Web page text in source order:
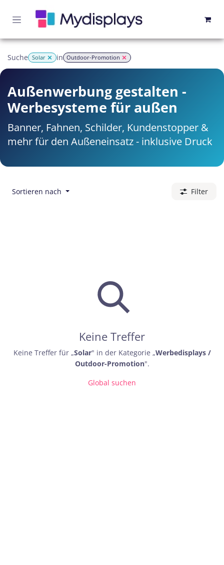
Suche Solar in Outdoor-Promotion
Außenwerbung gestalten -
Werbesysteme für außen
Banner, Fahnen, Schilder, Kundenstopper &
mehr für den Außeneinsatz - inklusive Druck
Sortieren nach Filter
Keine Treffer
Keine Treffer für „Solar" in der Kategorie „Werbedisplays /
Outdoor-Promotion".
Global suchen